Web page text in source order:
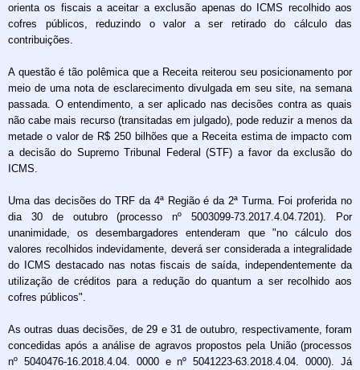
orienta os fiscais a aceitar a exclusão apenas do ICMS recolhido aos
cofres públicos, reduzindo o valor a ser retirado do cálculo das
contribuições.
A questão é tão polêmica que a Receita reiterou seu posicionamento por
meio de uma nota de esclarecimento divulgada em seu site, na semana
passada. O entendimento, a ser aplicado nas decisões contra as quais
não cabe mais recurso (transitadas em julgado), pode reduzir a menos da
metade o valor de R$ 250 bilhões que a Receita estima de impacto com
a decisão do Supremo Tribunal Federal (STF) a favor da exclusão do
ICMS.
Uma das decisões do TRF da 4ª Região é da 2ª Turma. Foi proferida no
dia 30 de outubro (processo nº 5003099-73.2017.4.04.7201). Por
unanimidade, os desembargadores entenderam que "no cálculo dos
valores recolhidos indevidamente, deverá ser considerada a integralidade
do ICMS destacado nas notas fiscais de saída, independentemente da
utilização de créditos para a redução do quantum a ser recolhido aos
cofres públicos".
As outras duas decisões, de 29 e 31 de outubro, respectivamente, foram
concedidas após a análise de agravos propostos pela União (processos
nº 5040476-16.2018.4.04. 0000 e nº 5041223-63.2018.4.04. 0000). Já